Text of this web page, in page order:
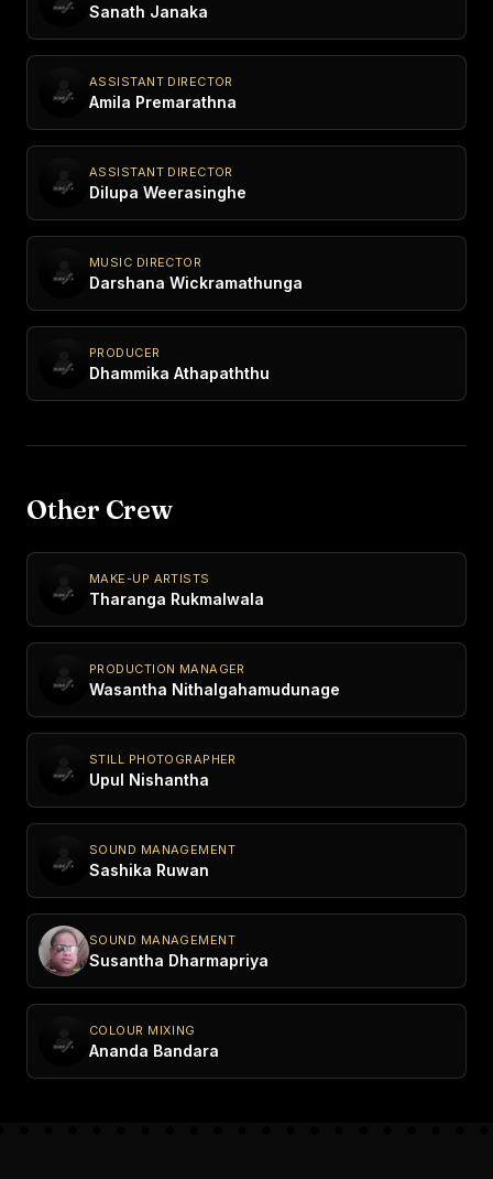
Sanath Janaka
ASSISTANT DIRECTOR
Amila Premarathna
ASSISTANT DIRECTOR
Dilupa Weerasinghe
MUSIC DIRECTOR
Darshana Wickramathunga
PRODUCER
Dhammika Athapaththu
Other Crew
MAKE-UP ARTISTS
Tharanga Rukmalwala
PRODUCTION MANAGER
Wasantha Nithalgahamudunage
STILL PHOTOGRAPHER
Upul Nishantha
SOUND MANAGEMENT
Sashika Ruwan
SOUND MANAGEMENT
Susantha Dharmapriya
COLOUR MIXING
Ananda Bandara